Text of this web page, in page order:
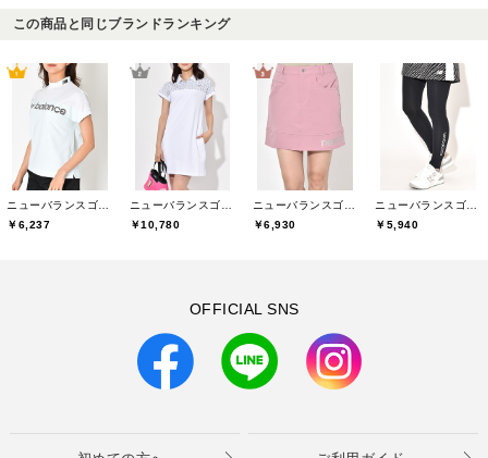
この商品と同じブランドランキング
ニューバランスゴルフ(New Balance Golf)
￥6,237
ニューバランスゴルフ(New Balance Golf)
￥10,780
ニューバランスゴルフ(New Balance Golf)
￥6,930
ニューバランスゴルフ(New Balance Golf)
￥5,940
OFFICIAL SNS